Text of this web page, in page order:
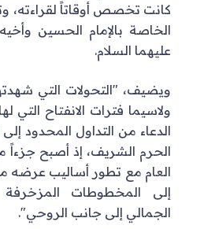
كانت تخصص أوقاتاً لقراءته،
الخاصة بالإمام الحسين
عليهما السلام.
ويضيف، "التحولات التي
ولاسيما فترات الانفتاح التي
الدعاء من التداول المحدود
الحرم الشريف، إذ أصبح
العام مع تطور أساليب
إلى المخطوطات
الجمالي إلى جانب الروحي".